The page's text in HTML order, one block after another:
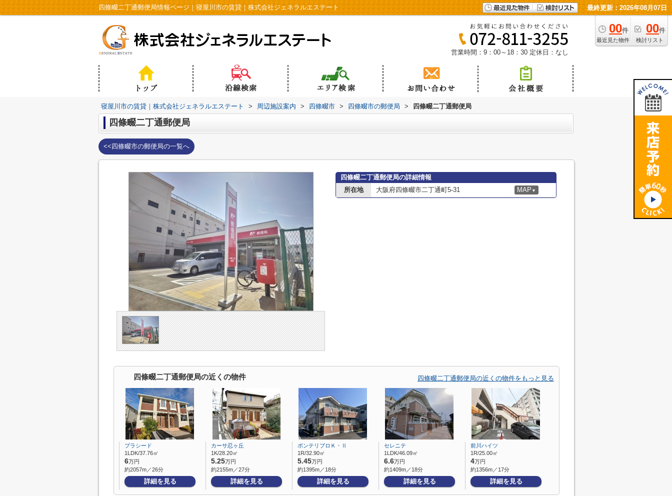
四條畷二丁通郵便局情報ページ｜寝屋川市の賃貸｜株式会社ジェネラルエステート 最終更新：2026年08月07日
00件
最近見た物件
00件
検討リスト
営業時間：9：00～18：30 定休日：なし
寝屋川市の賃貸｜株式会社ジェネラルエステート > 周辺施設案内 > 四條畷市 > 四條畷市の郵便局 > 四條畷二丁通郵便局
四條畷二丁通郵便局
<<四條畷市の郵便局の一覧へ
四條畷二丁通郵便局の詳細情報
所在地
大阪府四條畷市二丁通町5-31 MAP ▼
四條畷二丁通郵便局の近くの物件 四條畷二丁通郵便局の近くの物件をもっと見る
プラシード
1LDK/37.76㎡
6万円
約2057m／26分
詳細を見る
カーサ忍ヶ丘
1K/28.20㎡
5.25万円
約2155m／27分
詳細を見る
ポンテリブロＫ・Ⅱ
1R/32.90㎡
5.45万円
約1395m／18分
詳細を見る
セレニテ
1LDK/46.09㎡
6.6万円
約1409m／18分
詳細を見る
前川ハイツ
1R/25.00㎡
4万円
約1356m／17分
詳細を見る